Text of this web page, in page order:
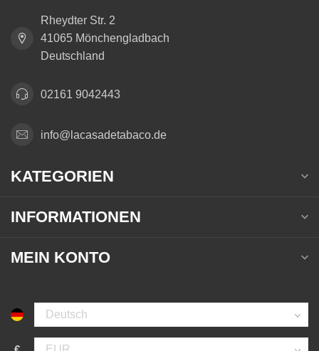
Rheydter Str. 2
41065 Mönchengladbach
Deutschland
02161 9042443
info@lacasadetabaco.de
KATEGORIEN
INFORMATIONEN
MEIN KONTO